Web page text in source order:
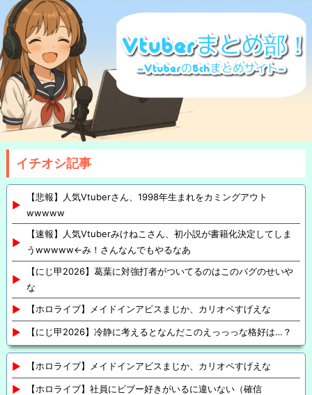
イチオシ記事
【悲報】人気Vtuberさん、1998年生まれをカミングアウト
wwwww
【速報】人気Vtuberみけねこさん、初小説が書籍化決定してしま
うwwwww←み！さんなんでもやるなあ
【にじ甲2026】葛葉に対強打者がついてるのはこのバグのせいや
な
【ホロライブ】メイドインアビスまじか、カリオペすげえな
【にじ甲2026】冷静に考えるとなんだこのえっっっな格好は…？
【ホロライブ】メイドインアビスまじか、カリオペすげえな
【ホロライブ】社員にビブー好きがいるに違いない（確信